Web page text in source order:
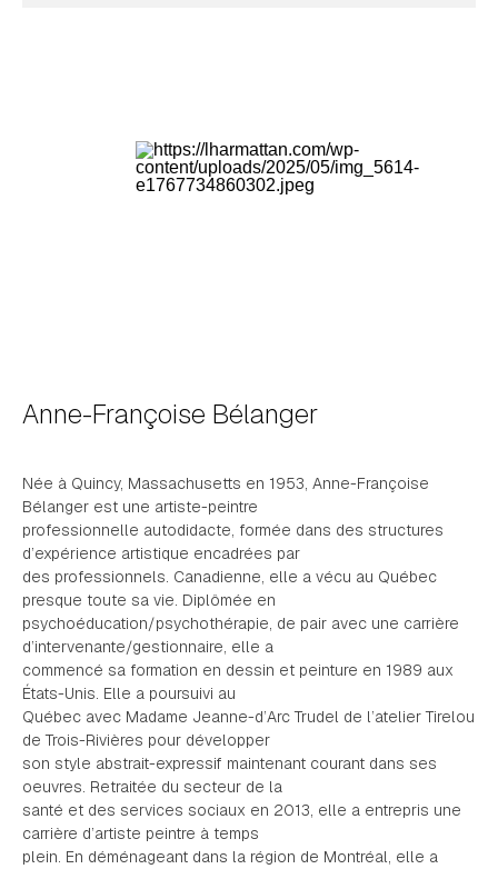
Anne-Françoise Bélanger
Née à Quincy, Massachusetts en 1953, Anne-Françoise
Bélanger est une artiste-peintre
professionnelle autodidacte, formée dans des structures
d’expérience artistique encadrées par
des professionnels. Canadienne, elle a vécu au Québec
presque toute sa vie. Diplômée en
psychoéducation/psychothérapie, de pair avec une carrière
d’intervenante/gestionnaire, elle a
commencé sa formation en dessin et peinture en 1989 aux
États-Unis. Elle a poursuivi au
Québec avec Madame Jeanne-d’Arc Trudel de l’atelier Tirelou
de Trois-Rivières pour développer
son style abstrait-expressif maintenant courant dans ses
oeuvres. Retraitée du secteur de la
santé et des services sociaux en 2013, elle a entrepris une
carrière d’artiste peintre à temps
plein. En déménageant dans la région de Montréal, elle a